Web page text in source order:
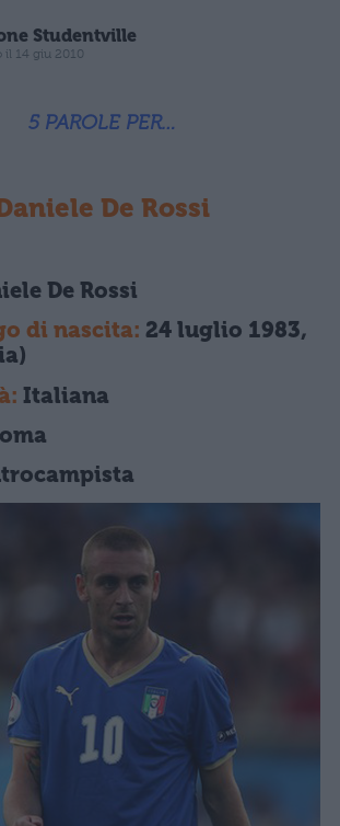
Studentville
il 14 giu 2010
5 PAROLE PER…
De Rossi
De Rossi
di nascita: 24 luglio 1983,
Italiana